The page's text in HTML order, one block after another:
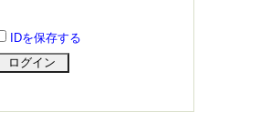
IDを保存する